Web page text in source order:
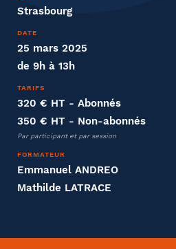
Strasbourg
DATE
25 mars 2025
de 9h à 13h
TARIFS
320 € HT - Abonnés
350 € HT - Non-abonnés
Par participant et par session
FORMATEUR
Emmanuel ANDREO
Mathilde LATRACE
Entreprise
Société
Fonction